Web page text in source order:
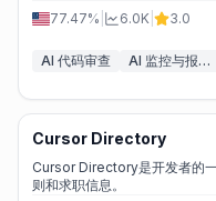
77.47%
6.0K 3.0
AI 代码审查 AI 监控与报告生成器
Cursor Directory
Cursor Directory是开发者的
则和求职信息。